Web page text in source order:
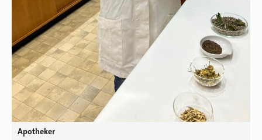
Apotheker